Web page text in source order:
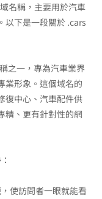
名稱，主要用於汽車
以下是一段關於 .cars
之一，專為汽車業界
業形象。這個域名的
復中心、汽車配件供
精、更有針對性的網
使訪問者一眼就能看